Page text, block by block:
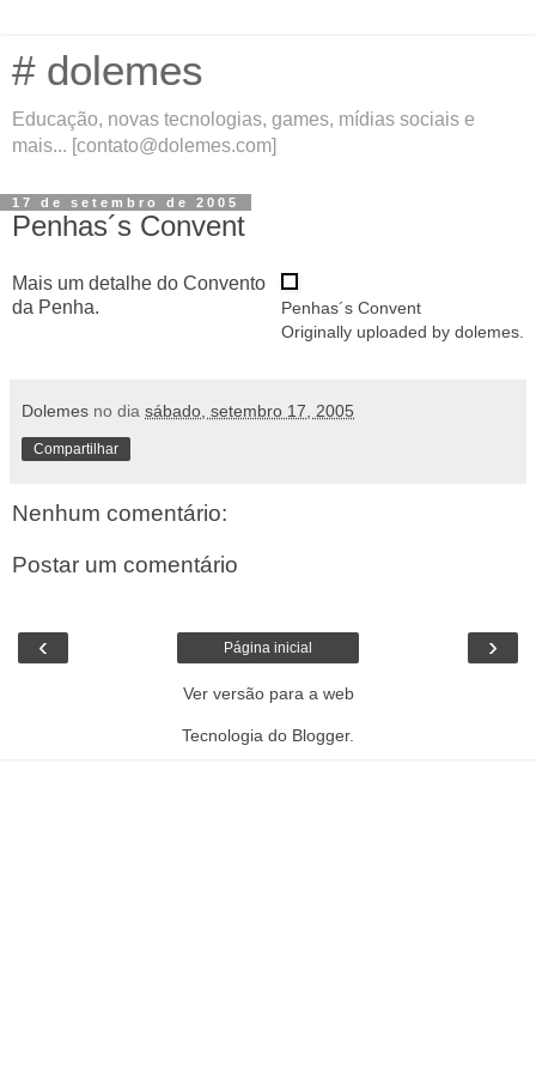
# dolemes
Educação, novas tecnologias, games, mídias sociais e
mais... [contato@dolemes.com]
17 de setembro de 2005
Penhas´s Convent
Penhas´s Convent
Originally uploaded by dolemes
Mais um detalhe do Convento
da Penha.
Dolemes no dia sábado, setembro 17, 2005
Compartilhar
Nenhum comentário:
Postar um comentário
‹ ›
Página inicial
Ver versão para a web
Tecnologia do Blogger.